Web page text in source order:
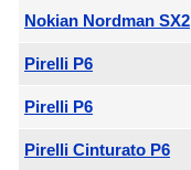
Nokian Nordman SX2
Pirelli P6
Pirelli P6
Pirelli Cinturato P6